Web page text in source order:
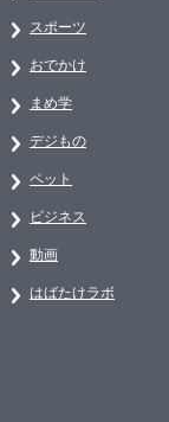
スポーツ
おでかけ
まめ学
デジもの
ペット
ビジネス
動画
はばたけラボ